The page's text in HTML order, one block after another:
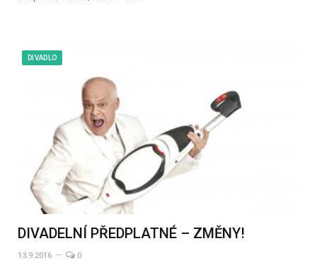
DIVADLO
DIVADELNÍ PŘEDPLATNÉ – ZMĚNY!
13.9.2016 0